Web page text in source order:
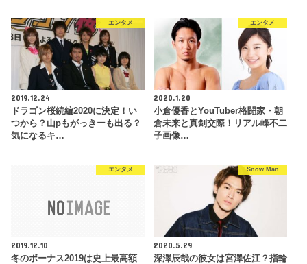
エンタメ
2019.12.24
ドラゴン桜続編2020に決定！い
つから？山pもがっきーも出る？
気になるキ…
エンタメ
2020.1.20
小倉優香とYouTuber格闘家・朝
倉未来と真剣交際！リアル峰不二
子画像…
エンタメ
2019.12.10
冬のボーナス2019は史上最高額
Snow Man
2020.5.29
深澤辰哉の彼女は宮澤佐江？指輪